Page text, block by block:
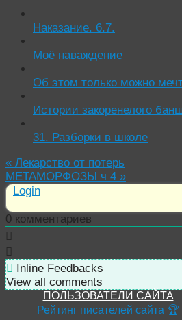
Наказание. 6.7.
Моё наваждение
Об этом только можно
Истории закоренелого
31. Разборки в школе
« Лекарство от потерь
МЕТАМОРФОЗЫ ч 4 »
Login
0 комментариев
Inline Feedbacks
View all comments
ПОЛЬЗОВАТЕЛИ САЙТА
Рейтинг писателей сайта 🏆